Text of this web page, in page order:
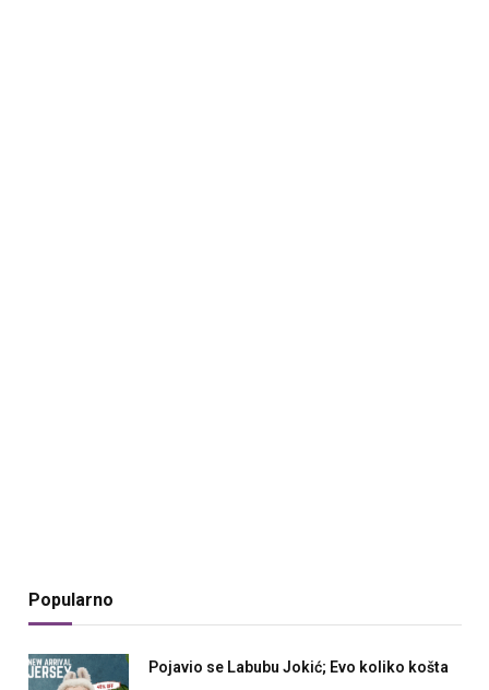
Popularno
Pojavio se Labubu Jokić; Evo koliko košta